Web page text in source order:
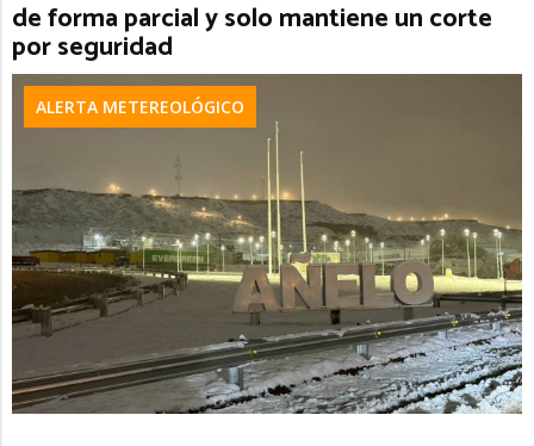
de forma parcial y solo mantiene un corte
por seguridad
ALERTA METEREOLÓGICO